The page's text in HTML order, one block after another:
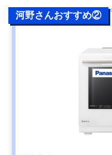
河野さんおすすめ②